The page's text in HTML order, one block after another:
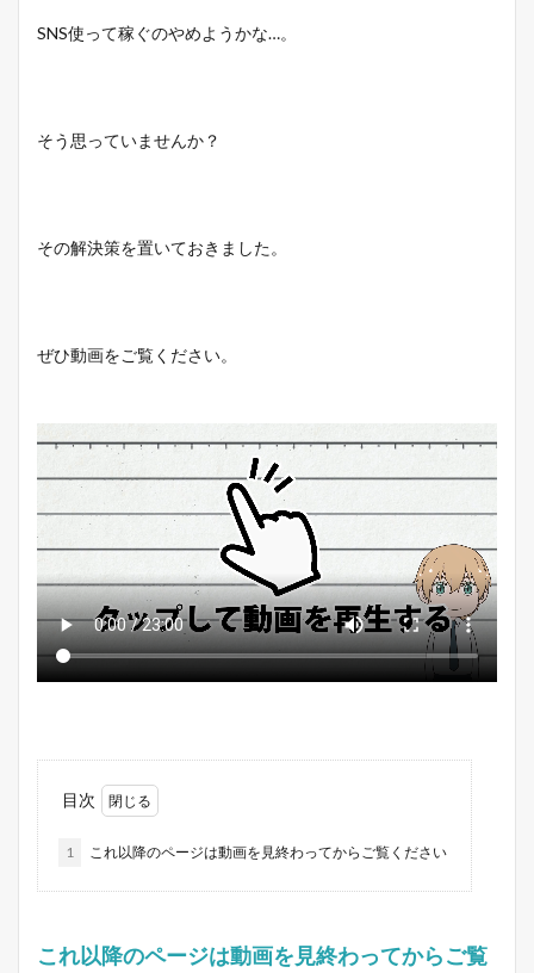
SNS使って稼ぐのやめようかな…。
そう思っていませんか？
その解決策を置いておきました。
ぜひ動画をご覧ください。
目次
1 これ以降のページは動画を見終わってからご覧ください
これ以降のページは動画を見終わってからご覧